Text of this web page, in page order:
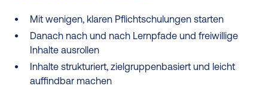
Mit wenigen, klaren Pflichtschulungen starten
Danach nach und nach Lernpfade und freiwillige
Inhalte ausrollen
Inhalte strukturiert, zielgruppenbasiert und leicht
auffindbar machen